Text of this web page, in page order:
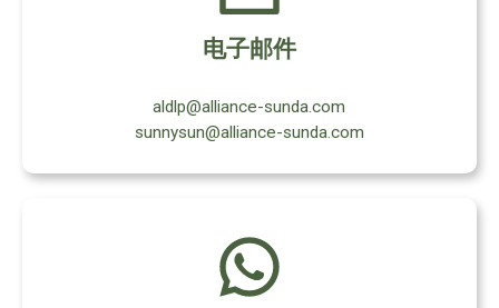
电子邮件
aldlp@alliance-sunda.com
sunnysun@alliance-sunda.com